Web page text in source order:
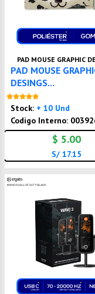
PAD MOUSE GRAPHIC
PAD MOUSE
DESINGS...
Stock: + 10 Und
Codigo Interno:
$ 5.00
S/ 17.15